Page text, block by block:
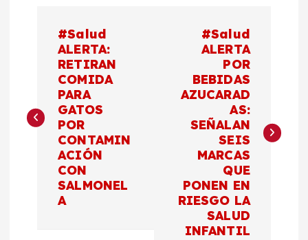
e
#Salud
ALERTA:
RETIRAN
COMIDA
PARA
GATOS
POR
CONTAMIN
ACIÓN
CON
SALMONEL
A
#Salud
ALERTA
POR
BEBIDAS
AZUCARAD
AS:
SEÑALAN
SEIS
MARCAS
QUE
PONEN EN
RIESGO LA
SALUD
INFANTIL